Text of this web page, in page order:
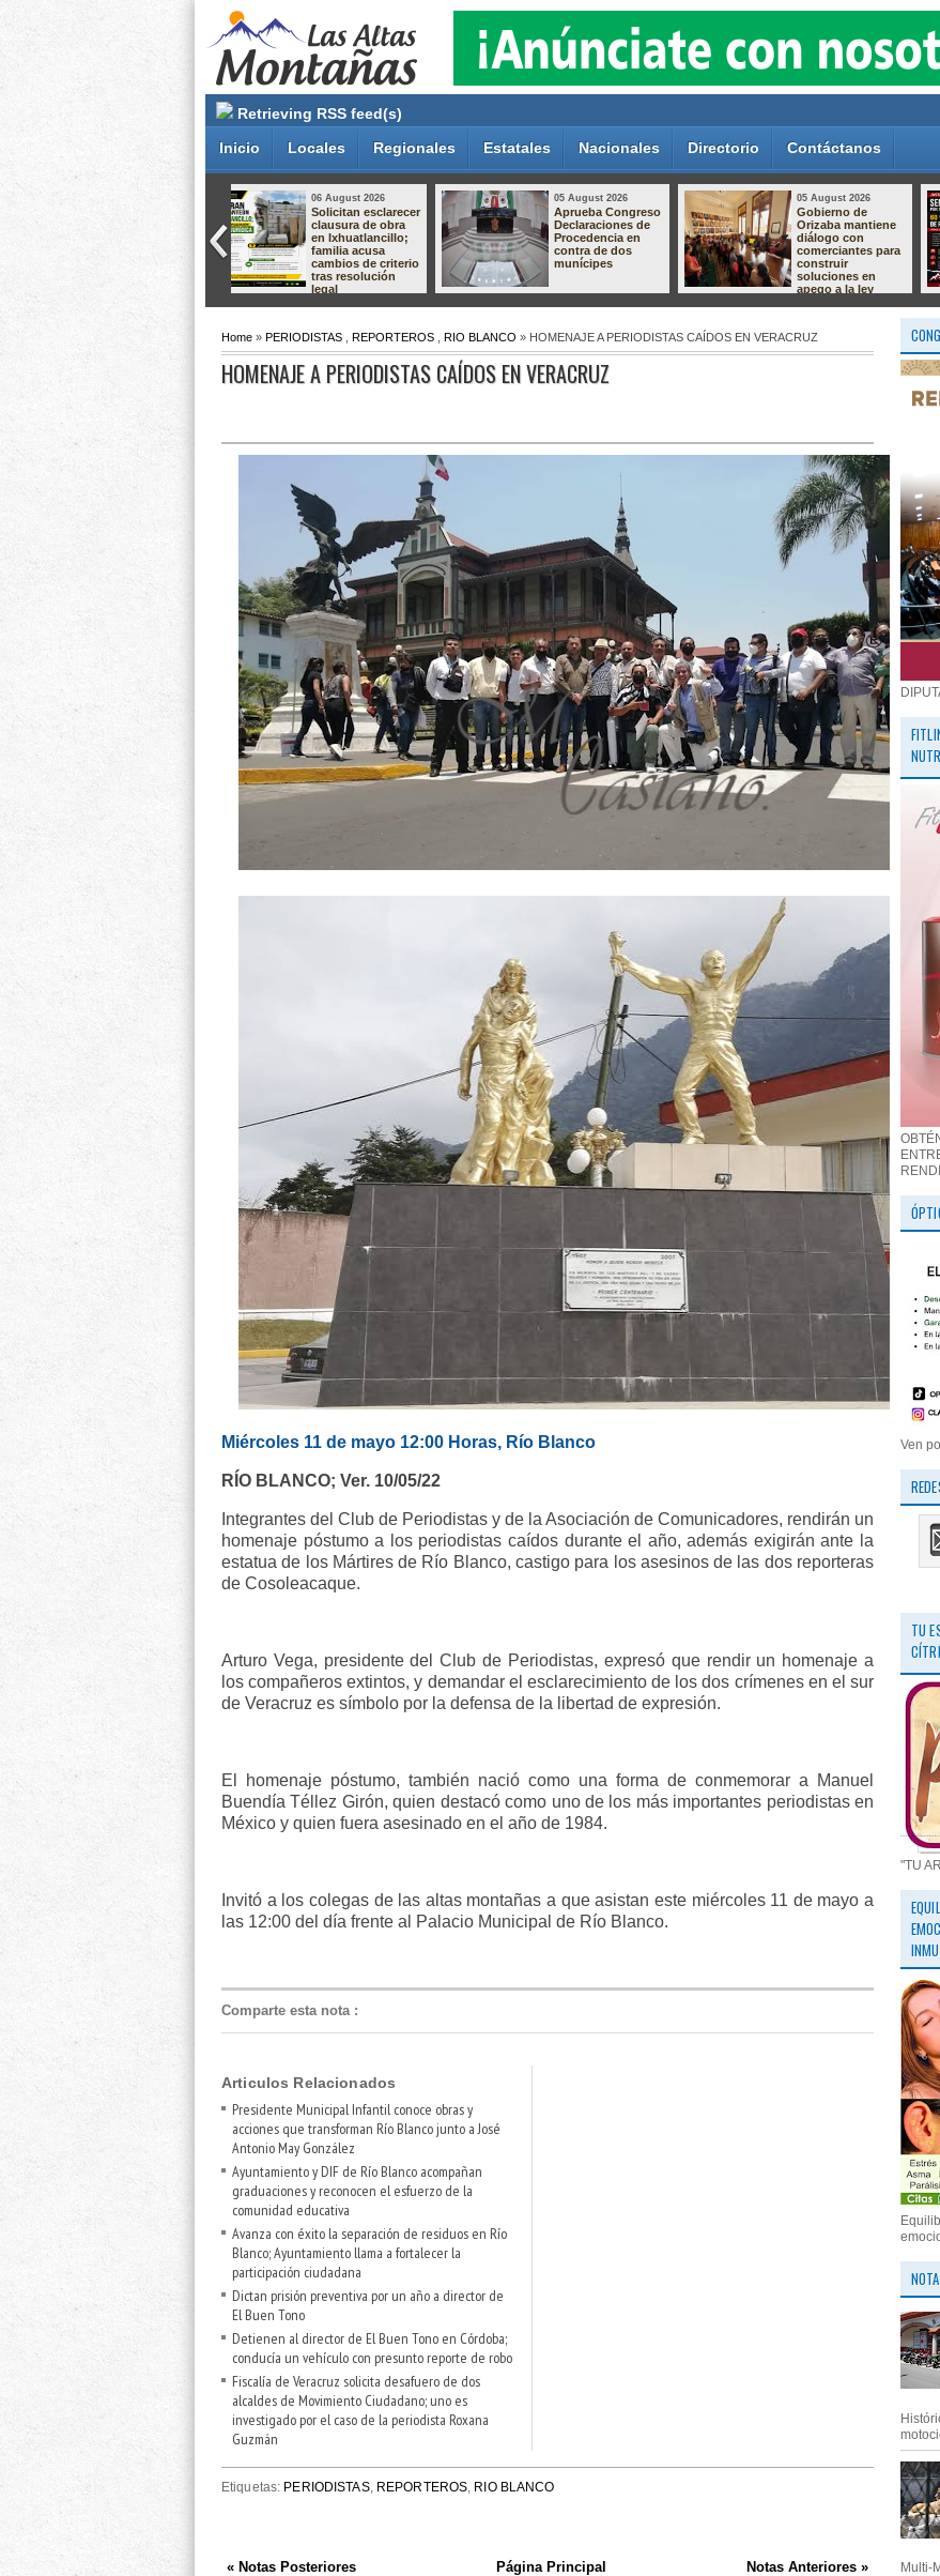
Retrieving RSS feed(s)
Inicio Locales Regionales Estatales Nacionales Directorio Contáctanos
05 August 2026
Gobierno de
Orizaba mantiene
diálogo con
comerciantes para
construir
soluciones en
05 August 2026
Dan hasta 60 años
de prisión a dos
responsables de
secuestro
agravado en
05 August 2026
Crece el
descontento por
relleno sanitario
Nogales; vecinos
preparan
por presuntas
afectaciones
Home » PERIODISTAS REPORTEROS RIO BLANCO » HOMENAJE A PERIODISTAS CAÍDOS EN VERACRUZ
HOMENAJE A PERIODISTAS CAÍDOS EN VERACRUZ
Miércoles 11 de mayo 12:00 Horas, Río Blanco
RÍO BLANCO; Ver. 10/05/22
Integrantes del Club de Periodistas y de la Asociación de Comunicadores, rendirán un
homenaje póstumo a los periodistas caídos durante el año, además exigirán ante la
estatua de los Mártires de Río Blanco, castigo para los asesinos de las dos reporteras
de Cosoleacaque.
Arturo Vega, presidente del Club de Periodistas, expresó que rendir un homenaje a
los compañeros extintos, y demandar el esclarecimiento de los dos crímenes en el sur
de Veracruz es símbolo por la defensa de la libertad de expresión.
El homenaje póstumo, también nació como una forma de conmemorar a Manuel
Buendía Téllez Girón, quien destacó como uno de los más importantes periodistas en
México y quien fuera asesinado en el año de 1984.
Invitó a los colegas de las altas montañas a que asistan este miércoles 11 de mayo a
las 12:00 del día frente al Palacio Municipal de Río Blanco.
Comparte esta nota:
Articulos Relacionados
Presidente Municipal Infantil conoce obras y
acciones que transforman Río Blanco junto a José
Antonio May González
Ayuntamiento y DIF de Río Blanco acompañan
graduaciones y reconocen el esfuerzo de la
comunidad educativa
Avanza con éxito la separación de residuos en Río
Blanco; Ayuntamiento llama a fortalecer la
participación ciudadana
Dictan prisión preventiva por un año a director de
El Buen Tono
Detienen al director de El Buen Tono en Córdoba;
conducía un vehículo con presunto reporte de robo
Fiscalía de Veracruz solicita desafuero de dos
alcaldes de Movimiento Ciudadano; uno es
investigado por el caso de la periodista Roxana
Guzmán
Etiquetas: PERIODISTAS, REPORTEROS RIO BLANCO
« Notas Posteriores Notas Anteriores »
Página Principal
Ven
TU
"TU
Multi-